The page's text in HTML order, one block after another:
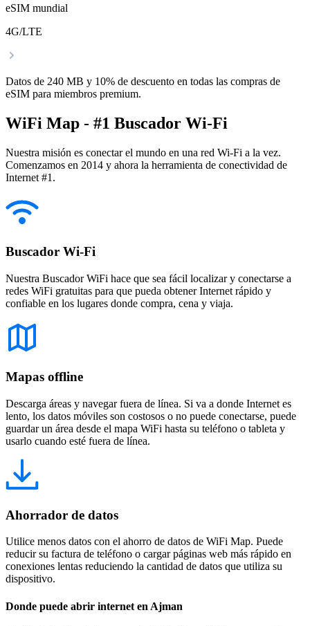
eSIM mundial
4G/LTE
Datos de 240 MB y 10% de descuento en todas las compras de
eSIM para miembros premium.
WiFi Map - #1 Buscador Wi-Fi
Nuestra misión es conectar el mundo en una red Wi-Fi a la vez.
Comenzamos en 2014 y ahora la herramienta de conectividad de
Internet #1.
Buscador Wi-Fi
Nuestra Buscador WiFi hace que sea fácil localizar y conectarse a
redes WiFi gratuitas para que pueda obtener Internet rápido y
confiable en los lugares donde compra, cena y viaja.
Mapas offline
Descarga áreas y navegar fuera de línea. Si va a donde Internet es
lento, los datos móviles son costosos o no puede conectarse, puede
guardar un área desde el mapa WiFi hasta su teléfono o tableta y
usarlo cuando esté fuera de línea.
Ahorrador de datos
Utilice menos datos con el ahorro de datos de WiFi Map. Puede
reducir su factura de teléfono o cargar páginas web más rápido en
conexiones lentas reduciendo la cantidad de datos que utiliza su
dispositivo.
Donde puede abrir internet en Ajman